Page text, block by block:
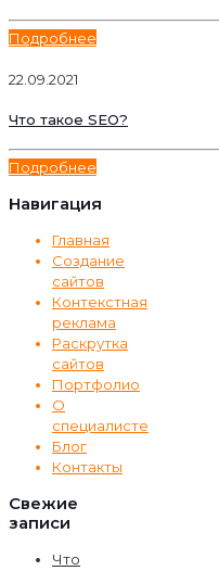
Подробнее
22.09.2021
Что такое SEO?
Подробнее
Навигация
Главная
Создание
сайтов
Контекстная
реклама
Раскрутка
сайтов
Портфолио
О
специалисте
Блог
Контакты
Свежие
записи
Что